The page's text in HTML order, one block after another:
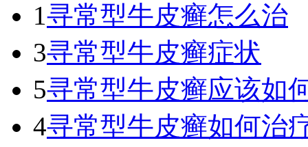
1寻常型牛皮癣怎么治
3寻常型牛皮癣症状
5寻常型牛皮癣应该如
4寻常型牛皮癣如何治